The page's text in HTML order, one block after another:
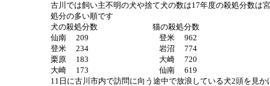
古川では飼い主不明の犬や捨て犬の数は17年度の殺処分数は
処分の多い順です
犬の殺処分数 猫の殺処分数
仙南 209 登米 962
登米 234 岩沼 774
栗原 183 大崎 720
大崎 173 仙南 619
11日に古川市内で訪問に向う途中で放浪している犬2頭を見か